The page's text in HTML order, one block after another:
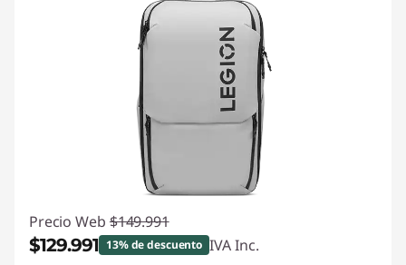
Precio Web $149.991
$129.991 13% de descuento IVA Inc.